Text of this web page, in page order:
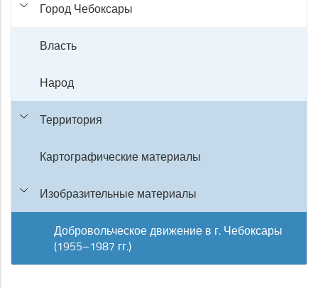
Город Чебоксары
Власть
Народ
Территория
Картографические материалы
Изобразительные материалы
Добровольческое движение в г. Чебоксары
(1955–1987 гг.)